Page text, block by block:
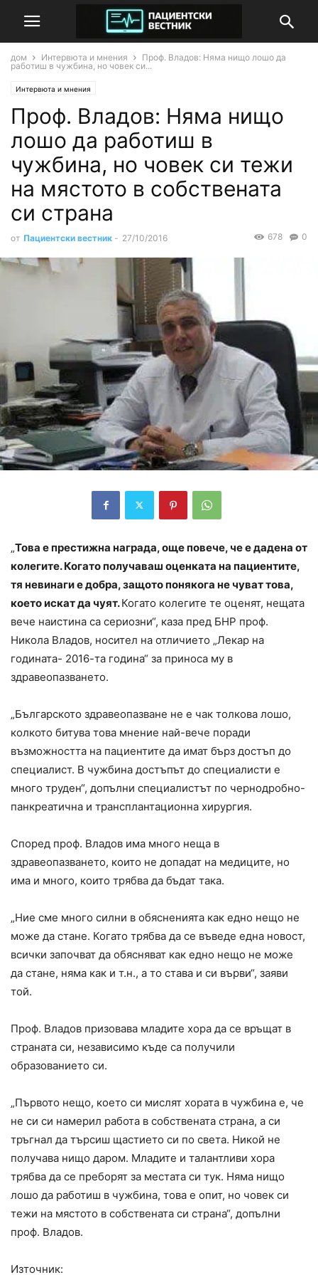
дом Интервюта и мнения
Проф. Владов: Няма нищо лошо да
работиш в чужбина, но човек си...
Интервюта и мнения
Проф. Владов: Няма нищо
лошо да работиш в
чужбина, но човек си тежи
на мястото в собствената
си страна
от Пациентски вестник - 27/10/2016 0
678
„Това е престижна награда, още повече, че е дадена от
колегите. Когато получаваш оценката на пациентите,
тя невинаги е добра, защото понякога не чуват това,
което искат да чуят.Когато колегите те оценят, нещата
вече наистина са сериозни“, каза пред БНР проф.
Никола Владов, носител на отличието „Лекар на
годината- 2016-та година“ за приноса му в
здравеопазването.
„Българското здравеопазване не е чак толкова лошо,
колкото битува това мнение най-вече поради
възможността на пациентите да имат бърз достъп до
специалист. В чужбина достъпът до специалисти е
много труден“, допълни специалистът по чернодробно-
панкреатична и трансплантационна хирургия.
Според проф. Владов има много неща в
здравеопазването, които не допадат на медиците, но
има и много, които трябва да бъдат така.
„Ние сме много силни в обясненията как едно нещо не
може да стане. Когато трябва да се въведе една новост,
всички започват да обясняват как едно нещо не може
да стане, няма как и т.н., а то става и си върви“, заяви
той.
Проф. Владов призовава младите хора да се връщат в
страната си, независимо къде са получили
образованието си.
„Първото нещо, което си мислят хората в чужбина е, че
не си си намерил работа в собствената страна, а си
тръгнал да търсиш щастието си по света. Никой не
получава нищо даром. Младите и талантливи хора
трябва да се преборят за местата си тук. Няма нищо
лошо да работиш в чужбина, това е опит, но човек си
тежи на мястото в собствената си страна“, допълни
проф. Владов.
Източник: